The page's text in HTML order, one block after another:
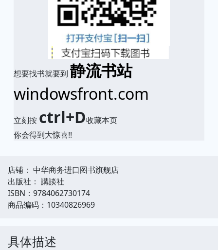
想要找书就要到 静流书站
windowsfront.com
立刻按 ctrl+D收藏本页
你会得到大惊喜!!
店铺： 中华商务进口图书旗舰店
出版社： 講談社
ISBN：9784062730174
商品编码：10340826969
具体描述